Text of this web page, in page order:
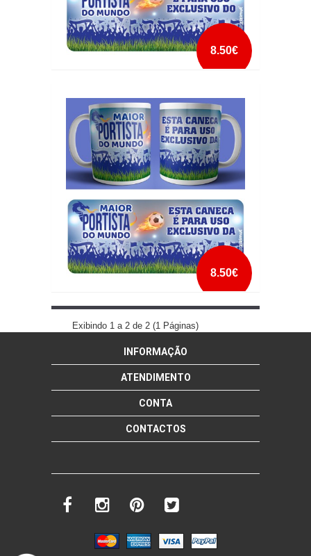
8.50€
MUNDO
mais info
add à lista
8.50€
CANECA EXCLUSIVA MELHOR PORTISTA DO
MUNDO MULHER
mais info
add à lista
Exibindo 1 a 2 de 2 (1 Páginas)
INFORMAÇÃO
ATENDIMENTO
CONTA
CONTACTOS